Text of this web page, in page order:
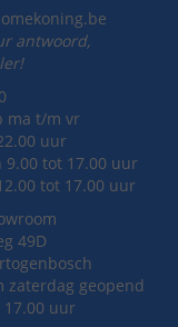
antwoord,
ma t/m vr
uur
9.00 tot 17.00 uur
tot 17.00 uur
49D
zaterdag geopend
17.00 uur